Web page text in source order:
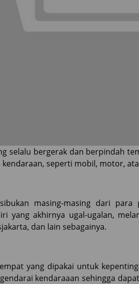
selalu bergerak dan berpindah
kendaraan, seperti mobil, motor,
masing-masing dari
yang akhirnya ugal-ugalan,
dan lain sebagainya.
yang dipakai untuk
kendaraaan sehingga